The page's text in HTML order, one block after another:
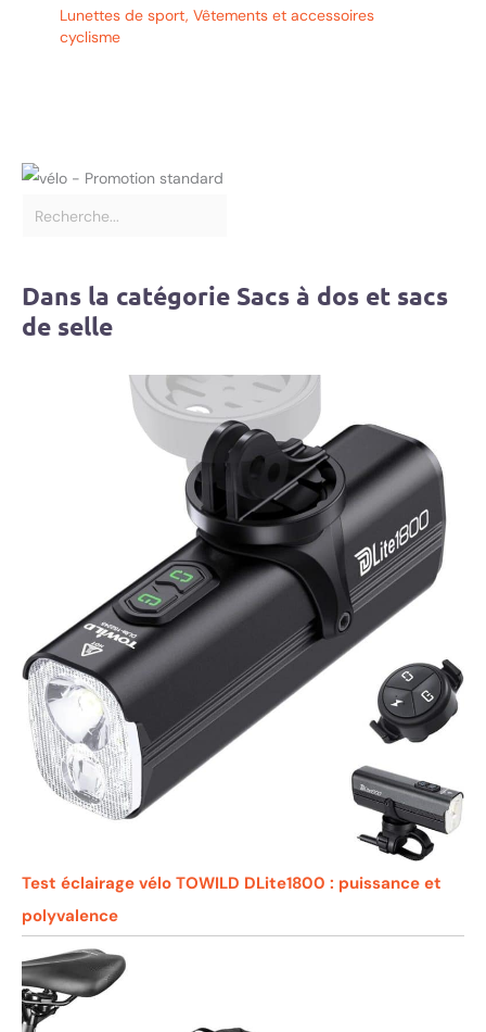
Lunettes de sport, Vêtements et accessoires
cyclisme
Dans la catégorie Sacs à dos et sacs
de selle
Test éclairage vélo TOWILD DLite1800 : puissance et
polyvalence